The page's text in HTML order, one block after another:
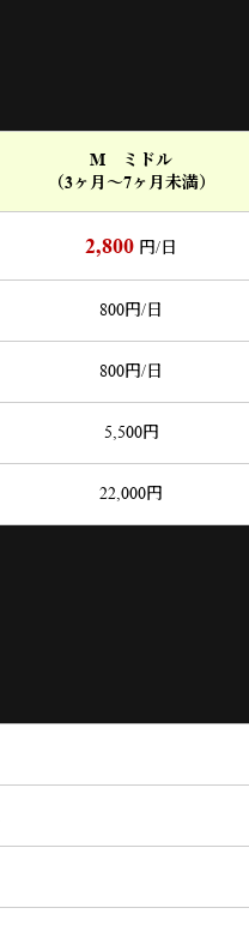
M ミドル
（3ヶ月～7ヶ月未満）
2,800 円/日
800円/日
800円/日
5,500円
22,000円